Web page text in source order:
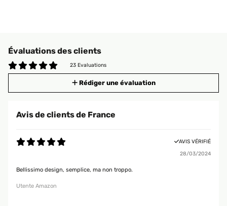
Évaluations des clients
23 Evaluations
Rédiger une évaluation
Avis de clients de France
AVIS VÉRIFIÉ
28/03/2024
Bellissimo design, semplice, ma non troppo.
Utente Amazon